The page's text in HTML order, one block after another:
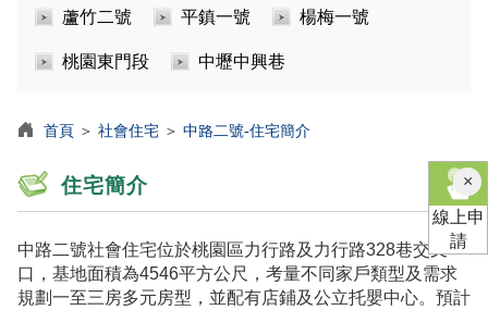
蘆竹二號 平鎮一號 楊梅一號
桃園東門段 中壢中興巷
首頁 ＞ 社會住宅 ＞ 中路二號-住宅簡介
住宅簡介
中路二號社會住宅位於桃園區力行路及力行路328巷交叉
口，基地面積為4546平方公尺，考量不同家戶類型及需求
規劃一至三房多元房型，並配有店鋪及公立托嬰中心。預計
×關
閉
線上申
請